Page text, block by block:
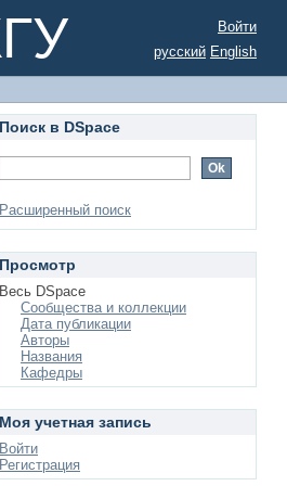
Войти
русский English
Поиск в DSpace
Расширенный поиск
Просмотр
Весь DSpace
Сообщества и коллекции
Дата публикации
Авторы
Названия
Кафедры
Моя учетная запись
Войти
Регистрация